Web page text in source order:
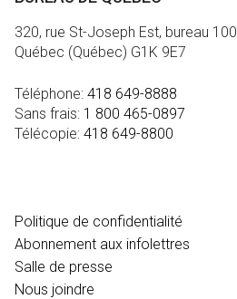
320, rue St-Joseph Est, bureau 100
Québec (Québec) G1K 9E7
Téléphone: 418 649-8888
Sans frais: 1 800 465-0897
Télécopie: 418 649-8800
Politique de confidentialité
Abonnement aux infolettres
Salle de presse
Nous joindre